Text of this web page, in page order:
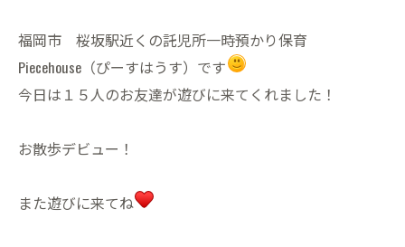
福岡市 桜坂駅近くの託児所一時預かり保育
Piecehouse（ぴーすはうす）です
今日は１５人のお友達が遊びに来てくれました！
お散歩デビュー！
また遊びに来てね